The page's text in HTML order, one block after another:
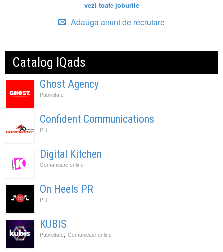
vezi toate joburile
Adauga anunt de recrutare
Catalog IQads
Ghost Agency
Publicitate
Confident Communications
PR
Digital Kitchen
Comunicare online
On Heels PR
PR
KUBIS
Publicitate, Comunicare online